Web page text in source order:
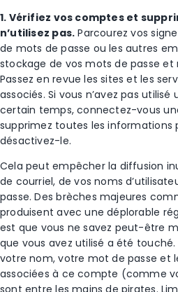
1. Vérifiez vos comptes et
n’utilisez pas. Parcourez vos
de mots de passe ou les autres
stockage de vos mots de passe et
Passez en revue les sites et les
associés. Si vous n’avez pas
certain temps, connectez-vous
supprimez toutes les informations
désactivez-le.
Cela peut empêcher la diffusion
de courriel, de vos noms
passe. Des brèches majeures
produisent avec une déplorable
est que vous ne savez peut-être
que vous avez utilisé a été touché.
votre nom, votre mot de passe et
associées à ce compte (comme
sont entre les mains de pirates.